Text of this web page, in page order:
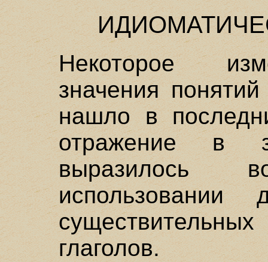
Некоторое
значения
нашло в
отражение в
глаголов.